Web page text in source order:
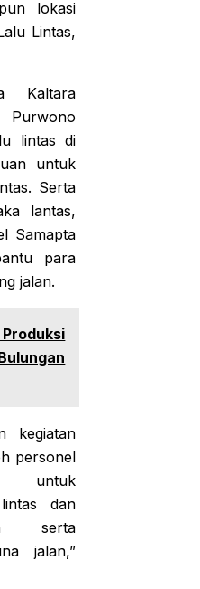
lokasi
Lintas,
Kaltara
lintas di
untuk
Serta
lantas,
Samapta
para
jalan.
kegiatan
personel
untuk
dan
serta
jalan,”